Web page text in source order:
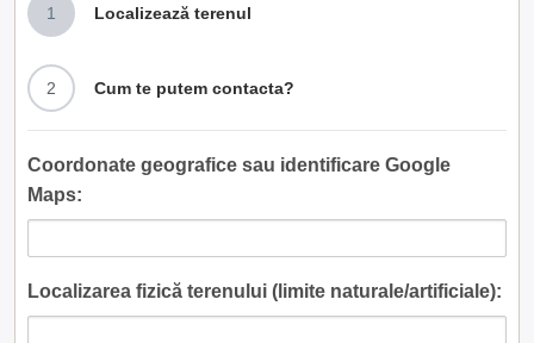
1 Localizează terenul
2 Cum te putem contacta?
Coordonate geografice sau identificare Google
Maps:
Localizarea fizică terenului (limite naturale/artificiale):